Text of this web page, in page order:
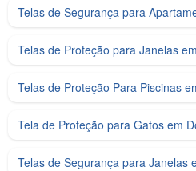
Telas de Segurança para
Telas de Proteção para Janelas
Telas de Proteção Para Piscinas
Tela de Proteção para Gatos em
Telas de Segurança para Janelas